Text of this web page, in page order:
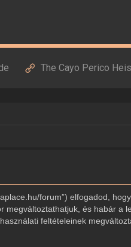
The Cayo Perico
forum”) elfogadod,
megváltoztathatjuk, és habár a
feltételeinek